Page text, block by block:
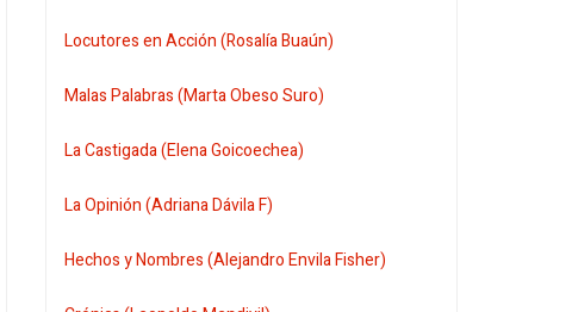
Locutores en Acción (Rosalía Buaún)
Malas Palabras (Marta Obeso Suro)
La Castigada (Elena Goicoechea)
La Opinión (Adriana Dávila F)
Hechos y Nombres (Alejandro Envila Fisher)